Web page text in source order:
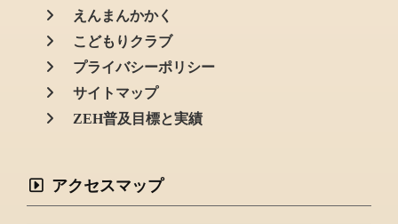
えんまんかかく
こどもりクラブ
プライバシーポリシー
サイトマップ
ZEH普及目標と実績
アクセスマップ